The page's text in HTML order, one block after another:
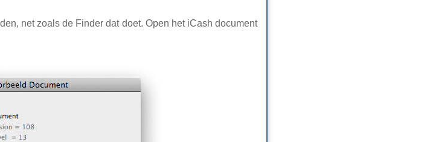
net zoals de Finder dat doet. Open het iCash document